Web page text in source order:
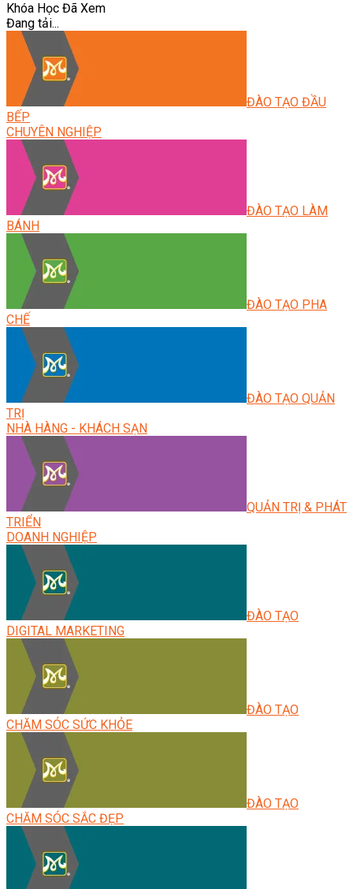
Khóa Học Đã Xem
Đang tải...
ĐÀO TẠO ĐẦU
BẾP
CHUYÊN NGHIỆP
ĐÀO TẠO LÀM
BÁNH
ĐÀO TẠO PHA
CHẾ
ĐÀO TẠO QUẢN
TRỊ
NHÀ HÀNG - KHÁCH SẠN
QUẢN TRỊ & PHÁT
TRIỂN
DOANH NGHIỆP
ĐÀO TẠO
DIGITAL MARKETING
ĐÀO TẠO
CHĂM SÓC SỨC KHỎE
ĐÀO TẠO
CHĂM SÓC SẮC ĐẸP